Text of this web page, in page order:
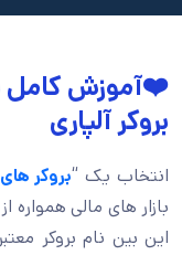
❤️آموزش کامل
بروکر آلپاری
انتخاب یک “بروکر
بازار های مالی
این بین نام بروکر